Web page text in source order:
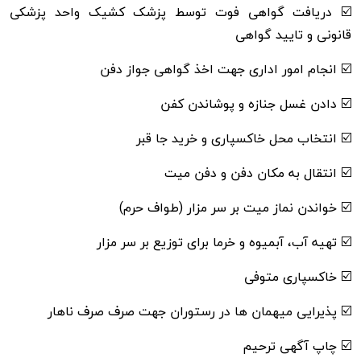
☑️ دریافت گواهی فوت توسط پزشک کشیک واحد پزشکی
قانونی و تایید گواهی
☑️ انجام امور اداری جهت اخذ گواهی جواز دفن
☑️ دادن غسل جنازه و پوشاندن کفن
☑️ انتخاب محل خاکسپاری و خرید جا قبر
☑️ انتقال به مکان دفن و دفن میت
☑️ خواندن نماز میت بر سر مزار (طواف حرم)
☑️ تهیه آب، آبمیوه و خرما برای توزیع بر سر مزار
☑️ خاکسپاری متوفی
☑️ پذیرایی میهمان ها در رستوران جهت صرف صرف ناهار
☑️ چاپ آگهی ترحیم